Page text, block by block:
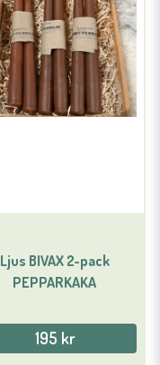
Ljus BIVAX 2-pack
PEPPARKAKA
195 kr